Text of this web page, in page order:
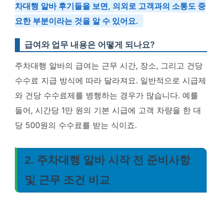
차대행 알바 후기들을 보면, 의외로 고객과의 소통도 중
요한 부분이라는 것을 알 수 있어요.
급여와 업무 내용은 어떻게 되나요?
주차대행 알바의 급여는 근무 시간, 장소, 그리고 건당
수수료 지급 방식에 따라 달라져요. 일반적으로 시급제
와 건당 수수료제를 병행하는 경우가 많습니다. 예를
들어, 시간당 1만 원의 기본 시급에 고객 차량을 한 대
당 500원의 수수료를 받는 식이죠.
2. 주차대행 알바 시작 전 준비사항
및 근무 조건 비교